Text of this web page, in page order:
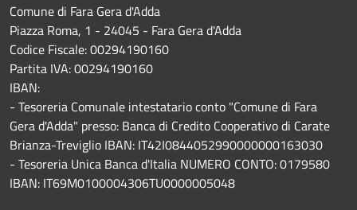
Comune di Fara Gera d'Adda
Piazza Roma, 1 - 24045 - Fara Gera d'Adda
Codice Fiscale: 00294190160
Partita IVA: 00294190160
IBAN:
- Tesoreria Comunale intestatario conto "Comune di Fara
Gera d'Adda" presso: Banca di Credito Cooperativo di Carate
Brianza-Treviglio IBAN: IT42I0844052990000000163030
- Tesoreria Unica Banca d'Italia NUMERO CONTO: 0179580
IBAN: IT69M0100004306TU0000005048